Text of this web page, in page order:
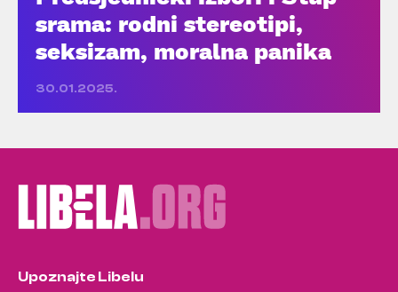
srama: rodni stereotipi,
seksizam, moralna panika
30.01.2025.
Upoznajte Libelu